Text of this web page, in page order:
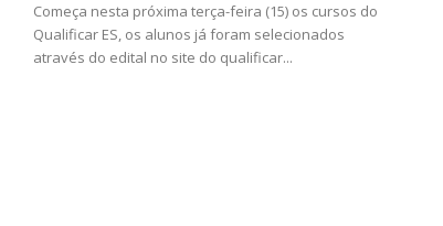
Começa nesta próxima terça-feira (15) os cursos do
Qualificar ES, os alunos já foram selecionados
através do edital no site do qualificar...